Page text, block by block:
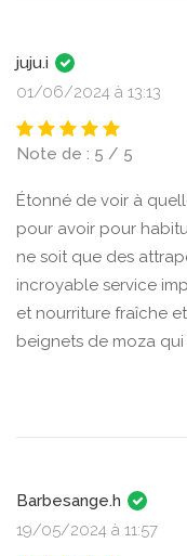
juju.i
01/06/2024 à 13:13
Note de : 5 / 5
Étonné de voir à
pour avoir pour
ne soit que des
incroyable service
et nourriture fraîche
beignets de moza
Barbesange.h
19/05/2024 à 11:57